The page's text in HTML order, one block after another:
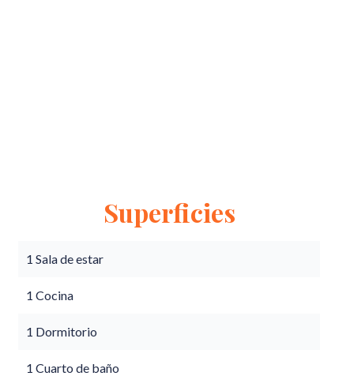
Superficies
1 Sala de estar
1 Cocina
1 Dormitorio
1 Cuarto de baño